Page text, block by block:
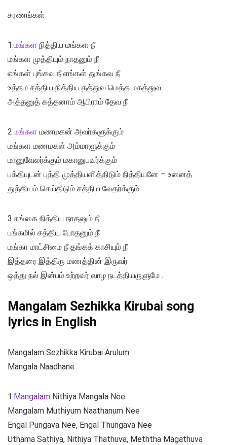
சரணங்கள்
1.மங்கள நித்திய மங்கள நீ
மங்கள முத்தியும் நாதனும் நீ
எங்கள் புங்கவ நீ எங்கள் துங்கவ நீ
உத்தம சத்திய நித்திய தத்துவ மெத்த மகத்துவ
அத்தனுத் கத்தனாம் ஆபிராம் தேவ நீ
2.மங்கள மணமகன் அவர்களுக்கும்
மங்கள மணமகள் அம்மாளுக்கும்
மானுவேலர்க்கும் மகானுபவர்க்கும்
பக்தியுடன் புத்தி முத்தியளித்திடும் நித்தியனே – உனைத்
துத்தியம் செய்திடும் சத்திய வேதர்க்கும்
3.சங்கை நித்திய நாதனும் நீ
பங்கமில் சத்திய போதனும் நீ
மங்கா மாட்சிமை நீ தங்கக் காசியும் நீ
இத்தரை இத்திரு மணத்தின் இருவர்
ஒத்து நல் இன்பம் உற்றவர் வாழ நடத்தியருளுமே .
Mangalam Sezhikka Kirubai song
lyrics in English
Mangalam Sezhikka Kirubai Arulum
Mangala Naadhane
1.Mangalam Nithiya Mangala Nee
Mangalam Muthiyum Naathanum Nee
Engal Pungava Nee, Engal Thungava Nee
Uthama Sathiya, Nithiya Thathuva, Meththa Magathuva